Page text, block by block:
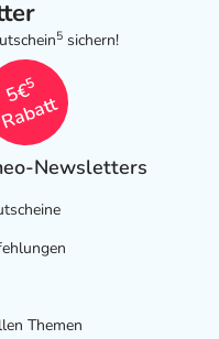
| regulatory-
(GPSR)
5 sichern!
5€
5
Rabatt
Newsletters
Themen